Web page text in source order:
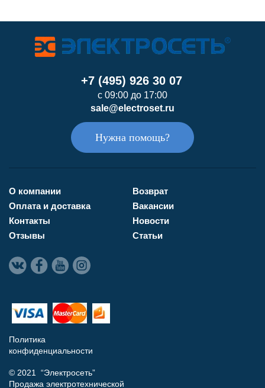
+7 (495) 926 30 07
с 09:00 до 17:00
sale@electroset.ru
Нужна помощь?
О компании
Оплата и доставка
Контакты
Отзывы
Возврат
Вакансии
Новости
Статьи
Политика
конфиденциальности
© 2021 “Электросеть”
Продажа электротехнической